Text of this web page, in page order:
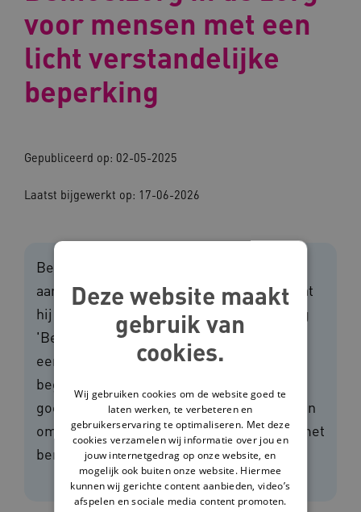
voor mensen met een
licht verstandelijke
beperking
Gepubliceerd op: 02-05-2025
Laatst bijgewerkt op: 17-06-2026
Bemoeizorg is het ongevraagd hulp geven
aan een cliënt, terwijl de cliënt laat zien dat
hij het er niet mee eens is. De handreiking
'Bemoeizorg in de zorg voor mensen met
een licht verstandelijke beperking' voor
begeleiders en het boek 'Bemoeipraat of
goede zorg' voor cliënten geven handvatten
om bewust, zorgvuldig en terughoudend met
bemoeizorg om te gaan.
Deze website maakt
gebruik van
cookies.
Wij gebruiken cookies om de website goed te
laten werken, te verbeteren en
gebruikerservaring te optimaliseren. Met deze
cookies verzamelen wij informatie over jou en
jouw internetgedrag op onze website, en
mogelijk ook buiten onze website. Hiermee
kunnen wij gerichte content aanbieden, video’s
afspelen en sociale media content promoten.